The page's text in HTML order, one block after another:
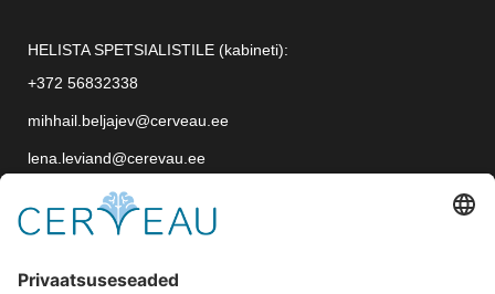
HELISTA SPETSIALISTILE (kabineti):
+372 56832338
mihhail.beljajev@cerveau.ee
lena.leviand@cerevau.ee